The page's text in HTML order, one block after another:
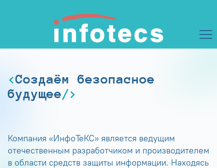
Создаём безопасное
будущее
Компания «ИнфоТеКС» является ведущим
отечественным разработчиком и производителем
в области средств защиты информации. Находясь